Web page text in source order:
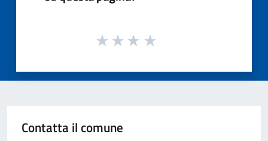
Contatta il comune